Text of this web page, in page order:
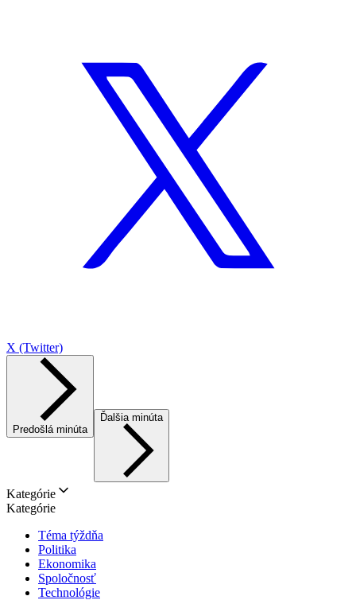
X (Twitter)
Predošlá minúta
Ďalšia minúta
Kategórie
Kategórie
Téma týždňa
Politika
Ekonomika
Spoločnosť
Technológie